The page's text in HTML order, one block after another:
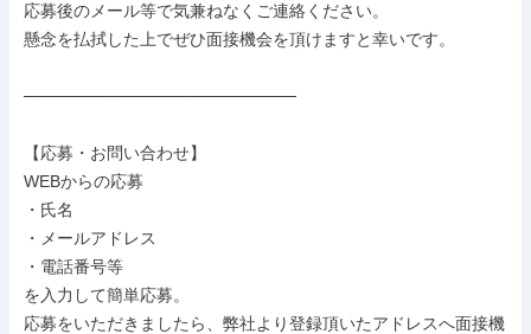
応募後のメール等で気兼ねなくご連絡ください。
懸念を払拭した上でぜひ面接機会を頂けますと幸いです。
───────────────────────
【応募・お問い合わせ】
WEBからの応募
・氏名
・メールアドレス
・電話番号等
を入力して簡単応募。
応募をいただきましたら、弊社より登録頂いたアドレスへ面接機